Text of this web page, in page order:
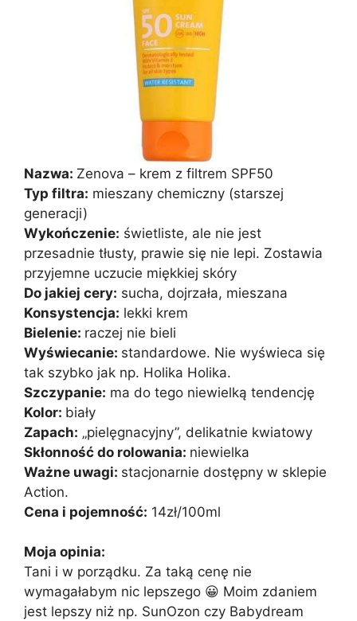
Nazwa: Zenova – krem z filtrem SPF50
Typ filtra: mieszany chemiczny (starszej
generacji)
Wykończenie: świetliste, ale nie jest
przesadnie tłusty, prawie się nie lepi. Zostawia
przyjemne uczucie miękkiej skóry
Do jakiej cery: sucha, dojrzała, mieszana
Konsystencja: lekki krem
Bielenie: raczej nie bieli
Wyświecanie: standardowe. Nie wyświeca się
tak szybko jak np. Holika Holika.
Szczypanie: ma do tego niewielką tendencję
Kolor: biały
Zapach: „pielęgnacyjny”, delikatnie kwiatowy
Skłonność do rolowania: niewielka
Ważne uwagi: stacjonarnie dostępny w sklepie
Action.
Cena i pojemność: 14zł/100ml
Moja opinia:
Tani i w porządku. Za taką cenę nie
wymagałabym nic lepszego 😀 Moim zdaniem
jest lepszy niż np. SunOzon czy Babydream